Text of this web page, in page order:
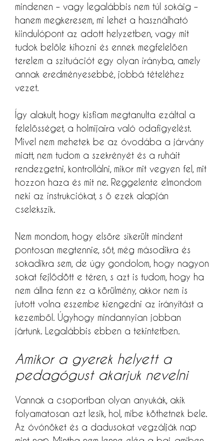
mindenen – vagy legalábbis nem túl sokáig –
hanem megkeresem, mi lehet a használható
kiindulópont az adott helyzetben, vagy mit
tudok belőle kihozni és ennek megfelelően
terelem a szituációt egy olyan irányba, amely
annak eredményesebbé, jobbá tételéhez
vezet.
Így alakult, hogy kisfiam megtanulta ezáltal a
felelősséget, a holmijaira való odafigyelést.
Mivel nem mehetek be az óvodába a járvány
miatt, nem tudom a szekrényét és a ruháit
rendezgetni, kontrollálni, mikor mit vegyen fel, mit
hozzon haza és mit ne. Reggelente elmondom
neki az instrukciókat, s ő ezek alapján
cselekszik.
Nem mondom, hogy elsőre sikerült mindent
pontosan megtennie, sőt, még másodikra és
sokadikra sem, de úgy gondolom, hogy nagyon
sokat fejlődött e téren, s azt is tudom, hogy ha
nem állna fenn ez a körülmény, akkor nem is
jutott volna eszembe kiengedni az irányítást a
kezemből. Úgyhogy mindannyian jobban
jártunk. Legalábbis ebben a tekintetben.
Amikor a gyerek helyett a
pedagógust akarjuk nevelni
Vannak a csoportban olyan anyukák, akik
folyamatosan azt lesik, hol, mibe köthetnek bele.
Az óvónőket és a dadusokat vegzálják nap